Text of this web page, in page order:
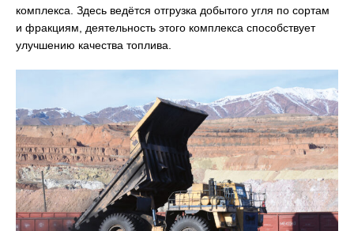
комплекса. Здесь ведётся отгрузка добытого угля по сортам
и фракциям, деятельность этого комплекса способствует
улучшению качества топлива.